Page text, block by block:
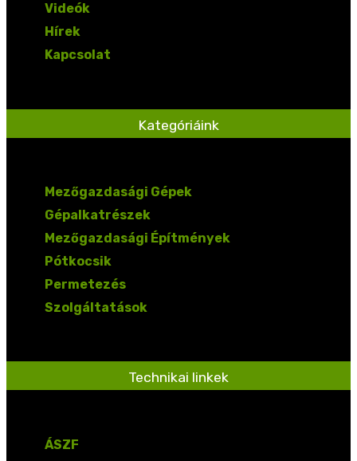
Videók
Hírek
Kapcsolat
Kategóriáink
Mezőgazdasági Gépek
Gépalkatrészek
Mezőgazdasági Építmények
Pótkocsik
Permetezés
Szolgáltatások
Technikai linkek
ÁSZF